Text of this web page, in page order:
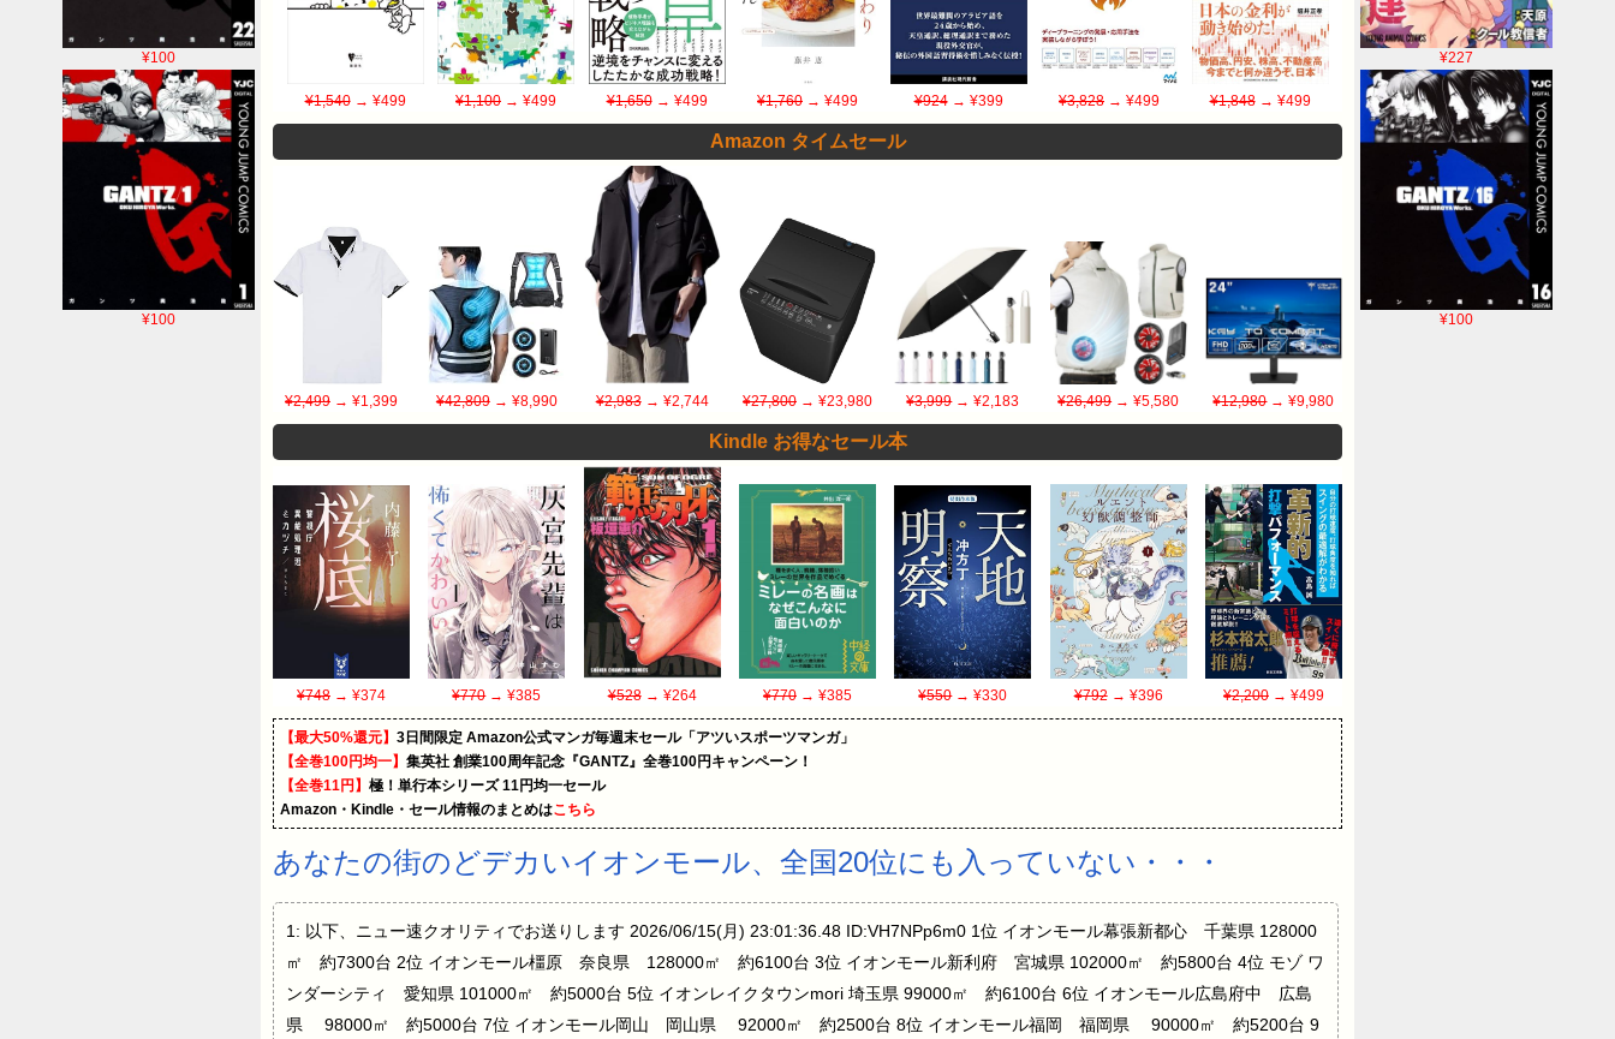
¥227
¥100
¥100
¥100
¥1,540→ ¥499 ¥1,100 → ¥499 ¥1,650→ ¥499 ¥1,760 → ¥499 ¥924→ ¥399 ¥3,828 → ¥499 ¥1,848→ ¥499
Amazon タイムセール
¥2,499 → ¥1,399 ¥42,809→ ¥8,990 ¥2,983→ ¥2,744 ¥27,800→ ¥23,980 ¥3,999→ ¥2,183 ¥26,499→ ¥5,580 ¥12,980→ ¥9,980
Kindle お得なセール本
¥748 → ¥374 ¥770→ ¥385 ¥528→ ¥264 ¥770→ ¥385 ¥550→ ¥330 ¥792→ ¥396 ¥2,200→ ¥499
【最大50%還元】 3日間限定 Amazon公式マンガ毎週末セール「アツいスポーツマンガ」
【全巻100円均一】 集英社 創業100周年記念『GANTZ』全巻100円キャンペーン！
【全巻11円】 極！単行本シリーズ 11円均一セール
Amazon・Kindle・セール情報のまとめはこちら
あなたの街のどデカいイオンモール、全国20位にも入っていない・・・
1: 以下、ニュー速クオリティでお送りします 2026/06/15(月) 23:01:36.48 ID:VH7NPp6m0 1位 イオンモール幕張新都心 千葉県 128000
㎡ 約7300台 2位 イオンモール橿原 奈良県 128000㎡ 約6100台 3位 イオンモール新利府 宮城県 102000㎡ 約5800台 4位 モゾ ワ
ンダーシティ 愛知県 101000㎡ 約5000台 5位 イオンレイクタウンmori 埼玉県 99000㎡ 約6100台 6位 イオンモール広島府中 広島
県 98000㎡ 約5000台 7位 イオンモール岡山 岡山県 92000㎡ 約2500台 8位 イオンモール福岡 福岡県 90000㎡ 約5200台 9